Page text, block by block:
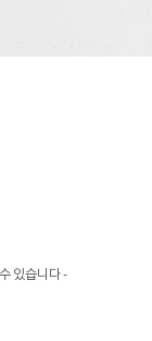
있습니다 -